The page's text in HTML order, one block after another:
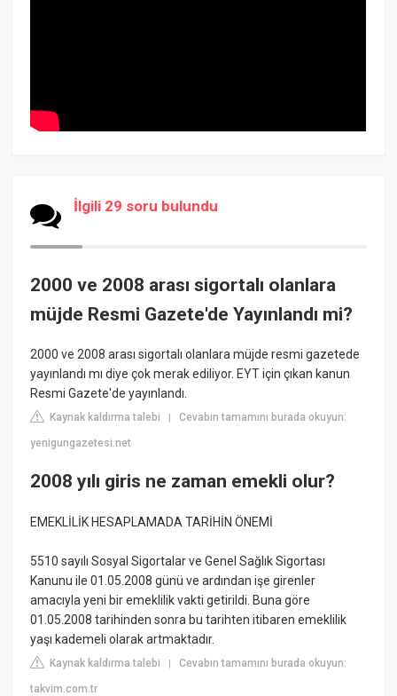
İlgili 29 soru bulundu
2000 ve 2008 arası sigortalı olanlara
müjde Resmi Gazete'de Yayınlandı mi?
2000 ve 2008 arası sigortalı olanlara müjde resmi gazetede
yayınlandı mı diye çok merak ediliyor. EYT için çıkan kanun
Resmi Gazete'de yayınlandı.
Kaynak kaldırma talebi |Cevabın tamamını burada okuyun:
yenigungazetesi.net
2008 yılı giris ne zaman emekli olur?
EMEKLİLİK HESAPLAMADA TARİHİN ÖNEMİ
5510 sayılı Sosyal Sigortalar ve Genel Sağlık Sigortası
Kanunu ile 01.05.2008 günü ve ardından işe girenler
amacıyla yeni bir emeklilik vakti getirildi. Buna göre
01.05.2008 tarihinden sonra bu tarihten itibaren emeklilik
yaşı kademeli olarak artmaktadır.
Kaynak kaldırma talebi |Cevabın tamamını burada okuyun:
takvim.com.tr